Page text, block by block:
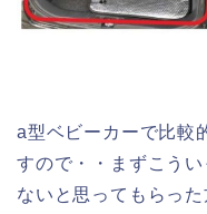
a型ベビーカーで比較
すので・・まずこう
ないと思ってもらった